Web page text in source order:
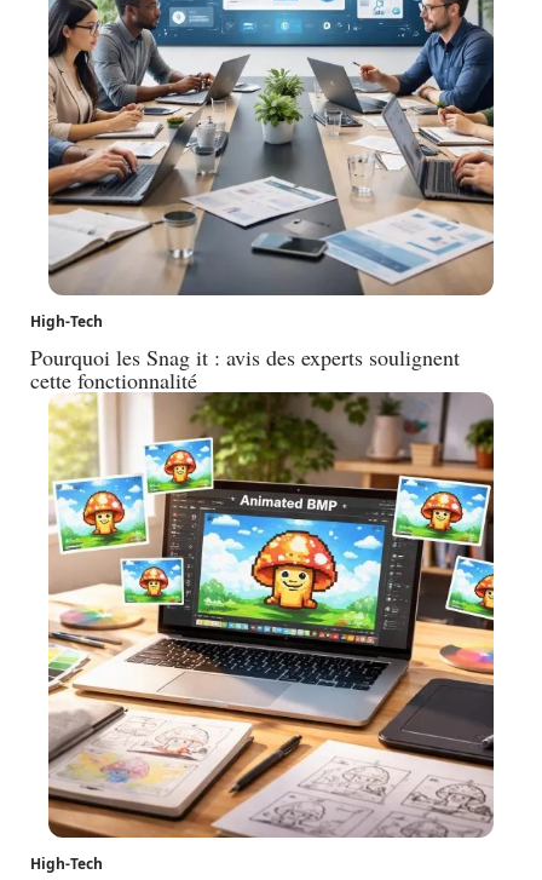
High-Tech
Pourquoi les Snag it : avis des experts soulignent
cette fonctionnalité
High-Tech